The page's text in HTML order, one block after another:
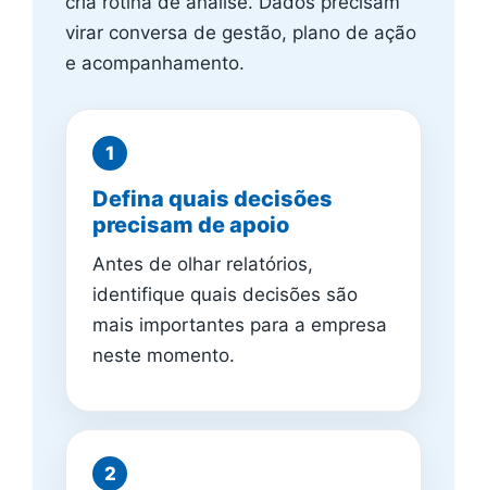
virar conversa de gestão, plano de ação
e acompanhamento.
Defina quais decisões
precisam de apoio
Antes de olhar relatórios,
identifique quais decisões são
mais importantes para a empresa
neste momento.